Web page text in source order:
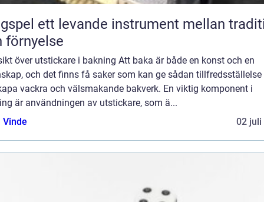
mellan tradition
förnyelse
över utstickare i bakning Att baka är både en konst och en
och det finns få saker som kan ge sådan
vackra och välsmakande bakverk. En viktig komponent i
är användningen av utstickare, som ä...
Vinde
02 juli